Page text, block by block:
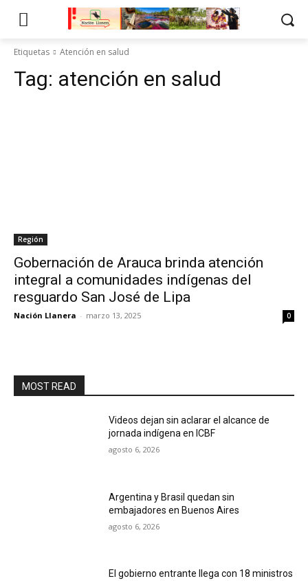
Etiquetas Atención en salud
Tag: atención en salud
Región
Gobernación de Arauca brinda atención
integral a comunidades indígenas del
resguardo San José de Lipa
Nación Llanera - marzo 13, 2025 0
MOST READ
Videos dejan sin aclarar el alcance de
jornada indígena en ICBF
agosto 6, 2026
Argentina y Brasil quedan sin
embajadores en Buenos Aires
agosto 6, 2026
El gobierno entrante llega con 18 ministros